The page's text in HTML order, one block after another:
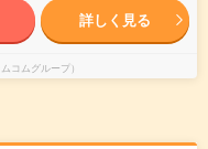
詳しく見る
コムグループ）